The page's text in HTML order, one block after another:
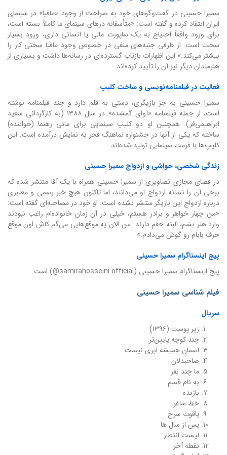
سمیرا حسینی در گفت‌وگوهای خود به صراحت از وجود «مافیا» در سینمای
ایران انتقاد کرده و گفته است: «متأسفانه درهای سینمای ما کاملاً بسته است،
برای ورود واقعاً احتیاج به یک ساپورت مالی یا انسانی داری، ورود بسیار
سخت است. از طرفی جنبه‌های منفی در خصوص وجود مافیا سختی کار را
بیشتر می‌کند.» این اظهارات بازتاب گسترده‌ای در رسانه‌ها داشت و بسیاری از
هنرمندان دیگر نیز آن را تأیید کرده‌اند.
فعالیت در فیلمنامه‌نویسی و ساخت کلیپ
سمیرا حسینی به جز بازیگری، دستی به قلم دارد و چند فیلمنامه نوشته
است، از جمله فیلمنامه «آوای گمشده» در سال ۱۳۸۸ (به کارگردانی سعید
ابراهیمی‌فر). همچنین او دو کلیپ سینمایی برای مانی رهنما (خواننده)
ساخته که یکی از آنها در جشنواره نماهنگ فجر به نمایش درآمده است. این
کلیپ‌ها با فرمت سینمایی تولید شده‌اند.
زندگی شخصی، حواشی و ازدواج سمیرا حسینی
در فضای مجازی تصاویری از سمیرا حسینی همراه با یک آقا منتشر شده که
برخی آن را نشانه ازدواج او می‌دانند، اما تاکنون هیچ خبر رسمی و معتبری
درباره ازدواج این بازیگر منتشر نشده است. او خود در مصاحبه‌ای گفته است:
«من چهار خواهر و برادر هستم، خیلی در آن زمان خانواده‌ام راغب نبودند
وارد هنر بشم، البته حقم دارند. من الان یه موقع‌هایی می‌گم کاش اون موقع
حرف بابام رو گوش می‌دادم.»
پیج اینستاگرام سمیرا حسینی
پیج اینستاگرام سمیرا حسینی (samirahosseini.official@) است.
فیلم شناسی سمیرا حسینی
سریال
زیر پوست (۱۳۹۶)
چند کوچه پایین‌تر
آسمان همیشه ابری نیست
صاحبدلان
ما چند نفر
به نام قسم
بازنده
خط ساغر
یاقوت سرخ
پس از سال ها
لیست انتظار
نقطه آخر